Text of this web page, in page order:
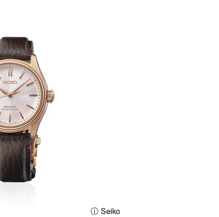
ⓘ Seiko